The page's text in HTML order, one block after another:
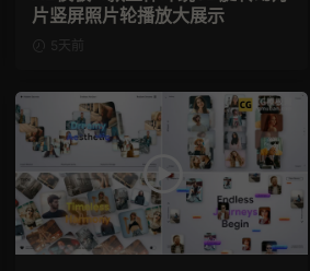
片竖屏照片轮播放大展示
5天前